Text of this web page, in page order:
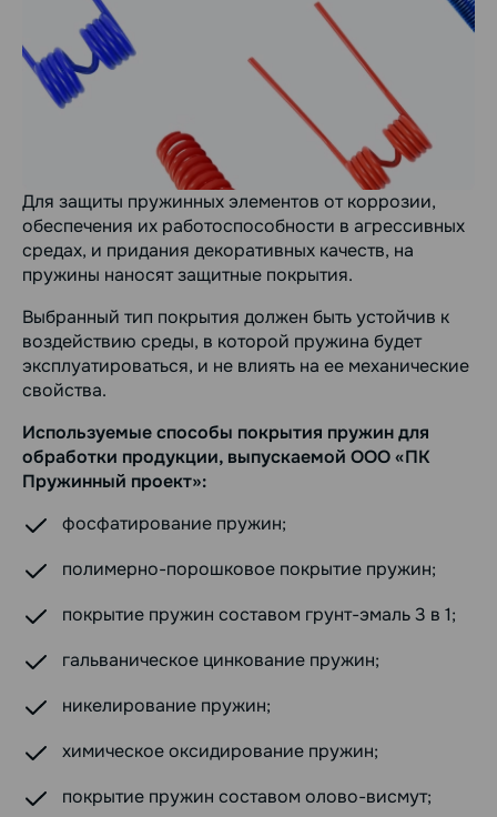
Для защиты пружинных элементов от коррозии,
обеспечения их работоспособности в агрессивных
средах, и придания декоративных качеств, на
пружины наносят защитные покрытия.
Выбранный тип покрытия должен быть устойчив к
воздействию среды, в которой пружина будет
эксплуатироваться, и не влиять на ее механические
свойства.
Используемые способы покрытия пружин для
обработки продукции, выпускаемой ООО «ПК
Пружинный проект»:
фосфатирование пружин;
полимерно-порошковое покрытие пружин;
покрытие пружин составом грунт-эмаль 3 в 1;
гальваническое цинкование пружин;
никелирование пружин;
химическое оксидирование пружин;
покрытие пружин составом олово-висмут;